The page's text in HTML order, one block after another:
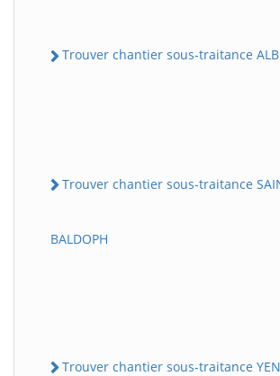
Trouver chantier sous-traitance
Trouver chantier sous-traitance
BALDOPH
Trouver chantier sous-traitance